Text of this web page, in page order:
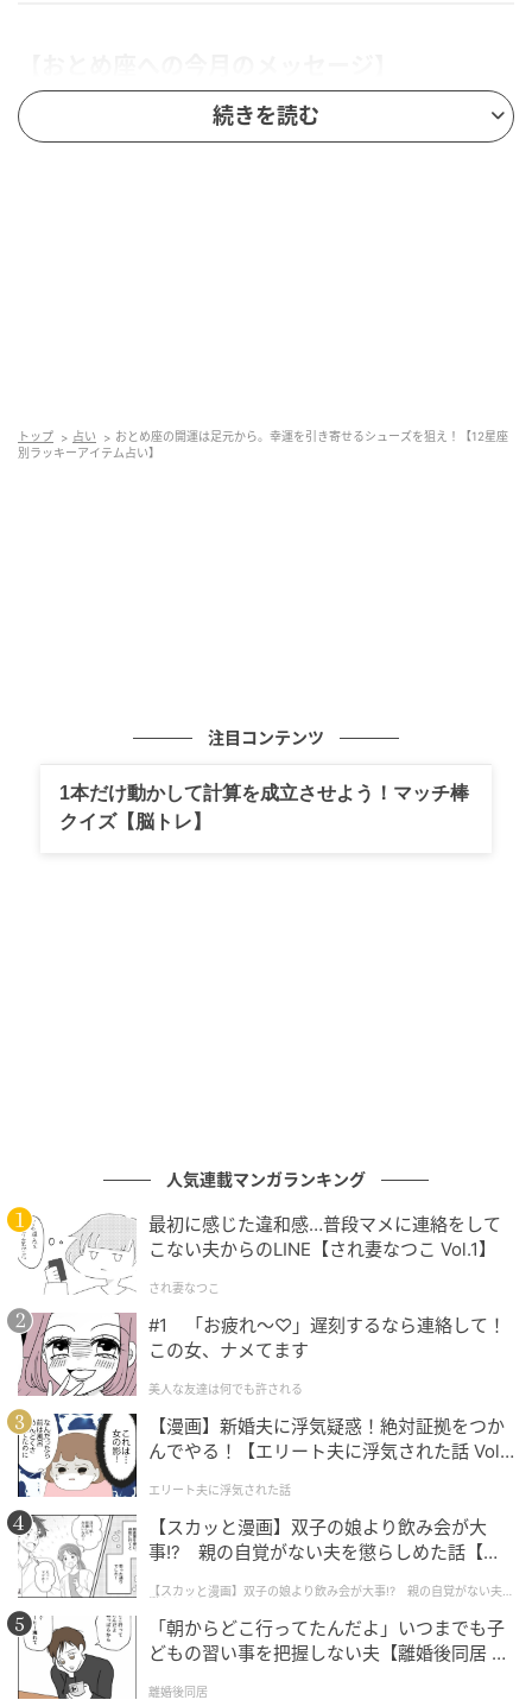
きちんとしなければ、役に立たなければ、迷惑をかけ
きだからやりたい」と言える時間を増やして。17日
メッセージとして受け取ってください。
ラッキーアクションは小旅行、童心に返る遊びをす
る。ラッキーデーが5月2日、17日、22日。
シューズ（ヒール0.5cm）￥148,800／フェラガモ（フェラガモ・ジャパン）
幾何学的なレースのアッパーに、丸みのあるソフトな
トゥデザインで足元にフェミニンな演出を。涼やかで
軽妙なシューズがあれば、心機一転、新たな一歩を踏
み出せそう。
続きを読む
トップ 占い
おとめ座の開運は足元から。幸運を引き寄せるシューズを狙え！【12星座
別ラッキーアイテム占い】
注目コンテンツ
1本だけ動かして計算を成立させよう！マッチ棒
クイズ【脳トレ】
人気連載マンガランキング
最初に感じた違和感…普段マメに連絡をして
こない夫からのLINE【され妻なつこ Vol.1】
され妻なつこ
#1 「お疲れ〜♡」遅刻するなら連絡して！
この女、ナメてます
美人な友達は何でも許される
【漫画】新婚夫に浮気疑惑！絶対証拠をつか
んでやる！【エリート夫に浮気された話 Vol.
エリート夫に浮気された話
【スカッと漫画】双子の娘より飲み会が大
事!? 親の自覚がない夫を懲らしめた話【第1
【スカッと漫画】双子の娘より飲み会が大事!? 親の自覚がない夫を
懲らしめた話
「朝からどこ行ってたんだよ」いつまでも子
どもの習い事を把握しない夫【離婚後同居 Vo
離婚後同居